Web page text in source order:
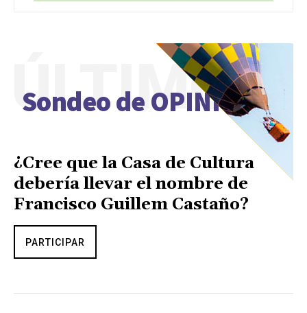
Sondeo de OPINIÓN
ÚLTIMO
¿Cree que la Casa de Cultura
debería llevar el nombre de
Francisco Guillem Castaño?
PARTICIPAR